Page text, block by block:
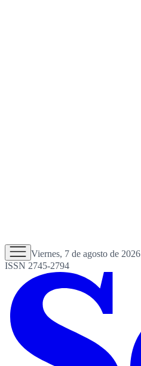
Viernes, 7 de agosto de 2026
ISSN 2745-2794